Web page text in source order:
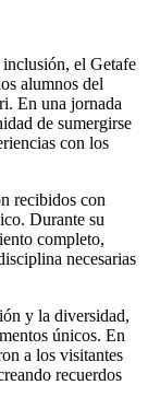
el Getafe
alumnos del
En una jornada
de sumergirse
con los
recibidos con
Durante su
completo,
necesarias
y la diversidad,
únicos. En
a los visitantes
recuerdos